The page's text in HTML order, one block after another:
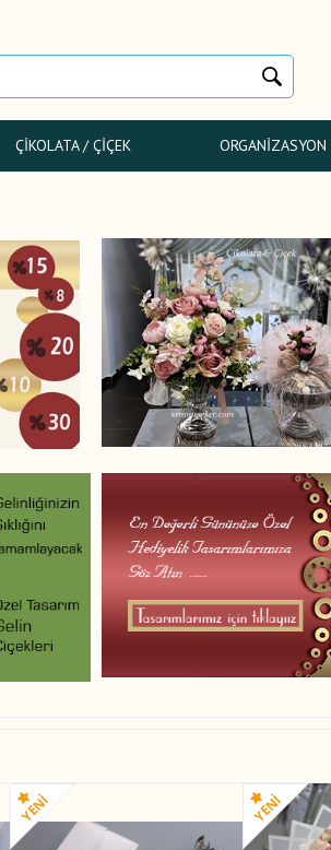
ÇIKOLATA / ÇIÇEK ORGANIZASYON